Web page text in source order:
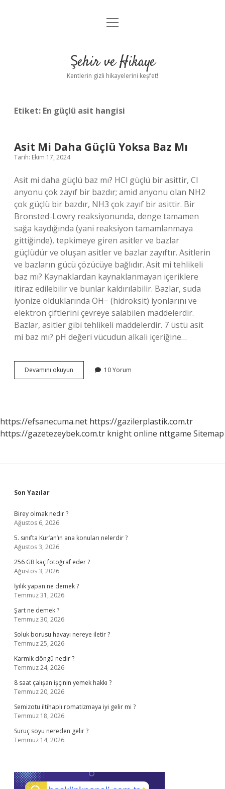
Anasayfa
Yasal Uyarı
menüyü
Şehir ve Hikaye
Kentlerin gizli hikayelerini keşfet!
Etiket: En güçlü asit hangisi
Asit Mi Daha Güçlü Yoksa Baz Mı
Tarih: Ekim 17, 2024
Asit mi daha güçlü baz mı? HCl güçlü bir asittir, Cl
anyonu çok zayıf bir bazdır; amid anyonu olan NH2
çok güçlü bir bazdır, NH3 çok zayıf bir asittir. Bir
Bronsted-Lowry reaksiyonunda, denge tamamen
sağa kaydığında (yani reaksiyon tamamlanmaya
gittiğinde), tepkimeye giren asitler ve bazlar
güçlüdür ve oluşan asitler ve bazlar zayıftır. Asitlerin
ve bazların gücü çözücüye bağlıdır. Asit mi tehlikeli
baz mı? Kaynaklardan kaynaklanmayan içeriklere
itiraz edilebilir ve bunlar kaldırılabilir. Bazlar, suda
iyonize olduklarında OH− (hidroksit) iyonlarını ve
elektron çiftlerini çevreye salabilen maddelerdir.
Bazlar, asitler gibi tehlikeli maddelerdir. 7 üstü asit
mi baz mı? pH değeri vücudun alkali içeriğine…
Devamını okuyun
Mi
Mı
10 Yorum
https://efsanecuma.net https://gazilerplastik.com.tr
https://gazetezeybek.com.tr knight online nttgame Sitemap
Sidebar
Son Yazılar
Birey olmak nedir ?
Ağustos 6, 2026
5. sınıfta Kur’an’ın ana konuları nelerdir ?
Ağustos 3, 2026
256 GB kaç fotoğraf eder ?
Ağustos 3, 2026
İyilik yapan ne demek ?
Temmuz 31, 2026
Şart ne demek ?
Temmuz 30, 2026
Soluk borusu havayı nereye iletir ?
Temmuz 25, 2026
Karmik döngü nedir ?
Temmuz 24, 2026
8 saat çalışan işçinin yemek hakkı ?
Temmuz 20, 2026
Semizotu iltihaplı romatizmaya iyi gelir mi ?
Temmuz 18, 2026
Suruç soyu nereden gelir ?
Temmuz 14, 2026